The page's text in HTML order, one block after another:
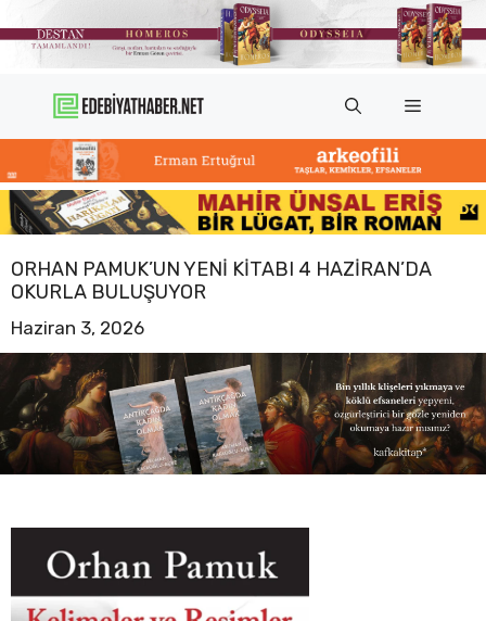
atla
Menü
ORHAN PAMUK’UN YENI KITABI 4 HAZIRAN’DA
OKURLA BULUŞUYOR
Haziran 3, 2026